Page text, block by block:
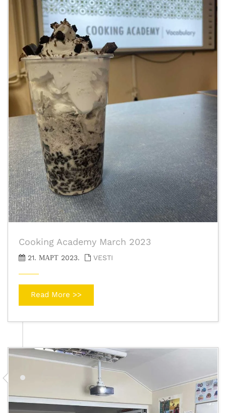
Cooking Academy March 2023
21. МАРТ 2023. VESTI
Read More >>